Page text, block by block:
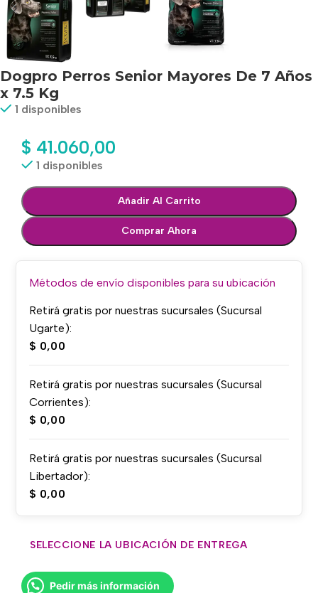
Dogpro Perros Senior Mayores De 7 Años
x 7.5 Kg
1 disponibles
$ 41.060,00
1 disponibles
Añadir Al Carrito
Comprar Ahora
Métodos de envío disponibles para su ubicación
Retirá gratis por nuestras sucursales (Sucursal
Ugarte):
$ 0,00
Retirá gratis por nuestras sucursales (Sucursal
Corrientes):
$ 0,00
Retirá gratis por nuestras sucursales (Sucursal
Libertador):
$ 0,00
SELECCIONE LA UBICACIÓN DE ENTREGA
Pedir más información